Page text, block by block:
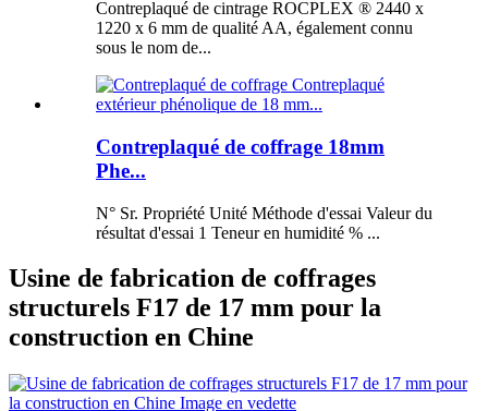
Contreplaqué de cintrage ROCPLEX ® 2440 x
1220 x 6 mm de qualité AA, également connu
sous le nom de...
Contreplaqué de coffrage 18mm
Phe...
N° Sr. Propriété Unité Méthode d'essai Valeur du
résultat d'essai 1 Teneur en humidité % ...
Usine de fabrication de coffrages
structurels F17 de 17 mm pour la
construction en Chine